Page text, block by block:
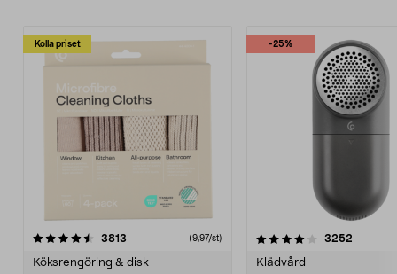
Kolla priset
3813 (9,97/st)
Köksrengöring & disk
-25%
4.0av 5 stjärnor 3252
Klädvård
4.5av 5 stjärnor